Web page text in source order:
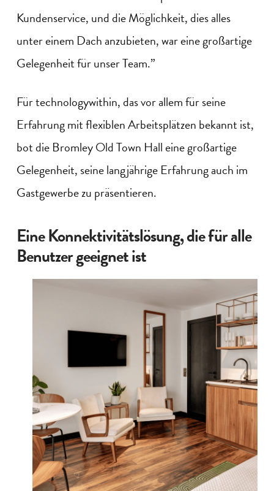
Kundenservice, und die Möglichkeit, dies alles
unter einem Dach anzubieten, war eine großartige
Gelegenheit für unser Team.”
Für technologywithin, das vor allem für seine
Erfahrung mit flexiblen Arbeitsplätzen bekannt ist,
bot die Bromley Old Town Hall eine großartige
Gelegenheit, seine langjährige Erfahrung auch im
Gastgewerbe zu präsentieren.
Eine Konnektivitätslösung, die für alle
Benutzer geeignet ist